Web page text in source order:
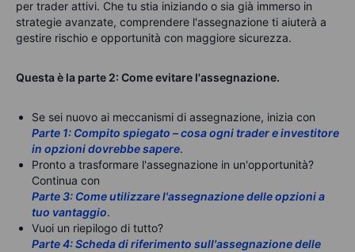
per trader attivi. Che tu stia iniziando o sia già immerso in
strategie avanzate, comprendere l'assegnazione ti aiuterà a
gestire rischio e opportunità con maggiore sicurezza.
Questa è la parte 2: Come evitare l'assegnazione.
Se sei nuovo ai meccanismi di assegnazione, inizia con
Parte 1: Compito spiegato – cosa ogni trader e investitore
in opzioni dovrebbe sapere.
Pronto a trasformare l'assegnazione in un'opportunità?
Continua con
Parte 3: Come utilizzare l'assegnazione delle opzioni a
tuo vantaggio.
Vuoi un riepilogo di tutto?
Parte 4: Scheda di riferimento sull'assegnazione delle